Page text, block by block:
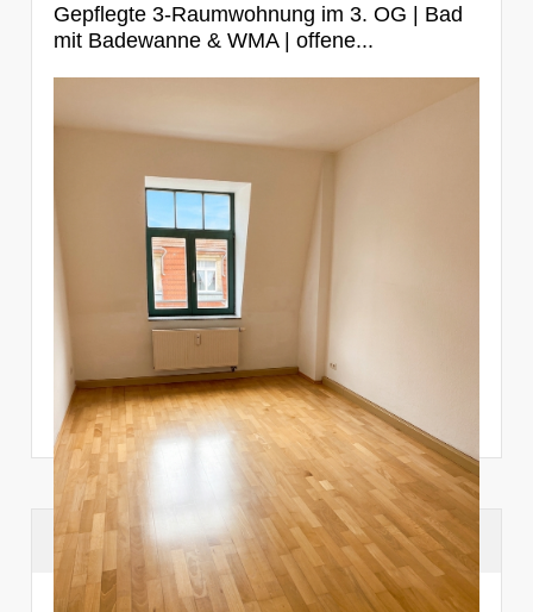
Gepflegte 3-Raumwohnung im 3. OG | Bad
mit Badewanne & WMA | offene...
Suchhistorie
noch nichts angesehen